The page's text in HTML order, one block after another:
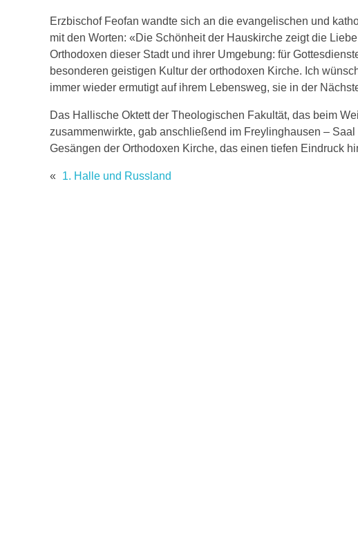
Erzbischof Feofan wandte sich an die evangelischen und
mit den Worten: «Die Schönheit der Hauskirche zeigt die
Orthodoxen dieser Stadt und ihrer Umgebung: für
besonderen geistigen Kultur der orthodoxen Kirche. Ich
immer wieder ermutigt auf ihrem Lebensweg, sie in der
Das Hallische Oktett der Theologischen Fakultät, das beim
zusammenwirkte, gab anschließend im Freylinghausen –
Gesängen der Orthodoxen Kirche, das einen tiefen Eindruck
« 1. Halle und Russland